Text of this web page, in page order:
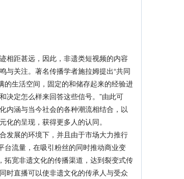
距甚远，因此，非遗类短视频的内容
与关注。著名传播学者施拉姆提出“共同
的生活空间，固定的和储存起来的经验进
决定怎么样来回答这些信号。”由此可
内涵与当今社会的各种潮流相结合，以
的呈现，获得更多人的认同。
展的环境下，并且由于市场大力推行
台流量，在吸引粉丝的同时推动商业变
拓宽非遗文化的传播渠道，达到裂变式传
时直播可以使非遗文化的传承人与受众